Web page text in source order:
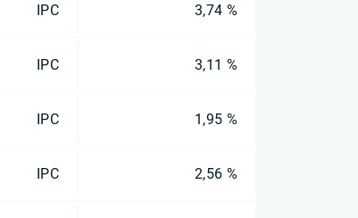
IPC 3,74 %
IPC 3,11 %
IPC 1,95 %
IPC 2,56 %